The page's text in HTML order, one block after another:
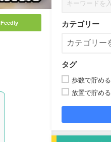
Feedly カテゴリー
タグ
歩数で貯める
放置で貯める